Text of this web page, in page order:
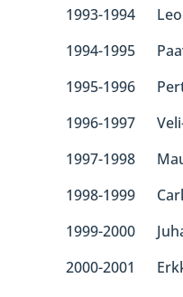
1993-1994 Leo
1994-1995
1995-1996
1996-1997
1997-1998
1998-1999
1999-2000
2000-2001